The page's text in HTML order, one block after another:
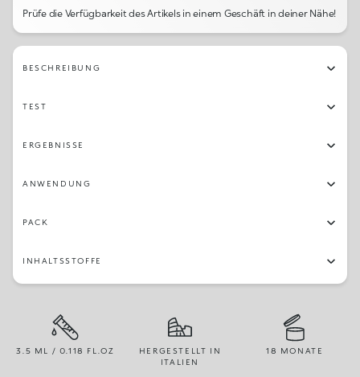
Prüfe die Verfügbarkeit des Artikels in einem Geschäft in deiner Nähe!
BESCHREIBUNG
TEST
ERGEBNISSE
ANWENDUNG
PACK
INHALTSSTOFFE
3.5 ML / 0.118 FL.OZ
HERGESTELLT IN
ITALIEN
18 MONATE